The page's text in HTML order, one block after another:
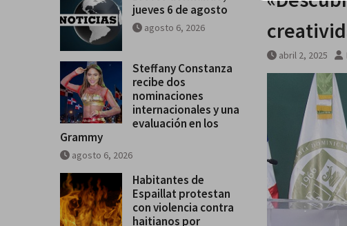
abril 2, 2025
jueves 6 de agosto
agosto 6, 2026
Steffany Constanza
recibe dos
nominaciones
internacionales y una
evaluación en los
Grammy
agosto 6, 2026
Habitantes de
Espaillat protestan
con violencia contra
haitianos por